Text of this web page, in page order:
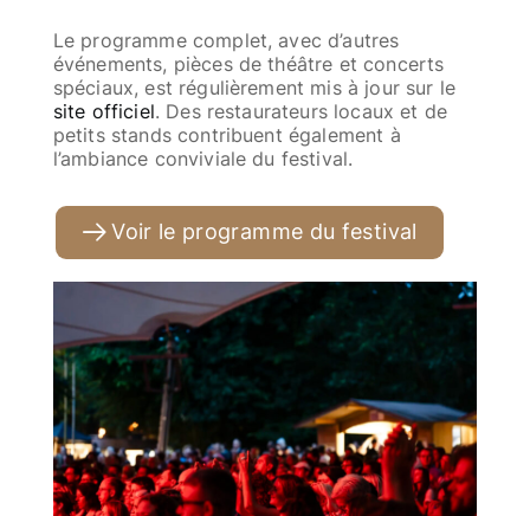
Le programme complet, avec d’autres
événements, pièces de théâtre et concerts
spéciaux, est régulièrement mis à jour sur le
site officiel. Des restaurateurs locaux et de
petits stands contribuent également à
l’ambiance conviviale du festival.
Voir le programme du festival